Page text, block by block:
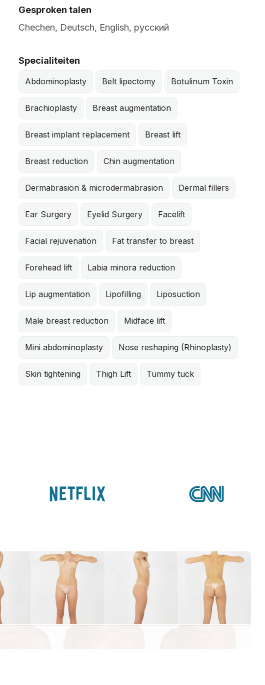
Gesproken talen
Chechen, Deutsch, English, русский
Specialiteiten
Abdominoplasty Belt lipectomy Botulinum Toxin
Brachioplasty Breast augmentation
Breast implant replacement Breast lift
Breast reduction Chin augmentation
Dermabrasion & microdermabrasion Dermal fillers
Ear Surgery Eyelid Surgery Facelift
Facial rejuvenation Fat transfer to breast
Forehead lift Labia minora reduction
Lip augmentation Lipofilling Liposuction
Male breast reduction Midface lift
Mini abdominoplasty Nose reshaping (Rhinoplasty)
Skin tightening Thigh Lift Tummy tuck